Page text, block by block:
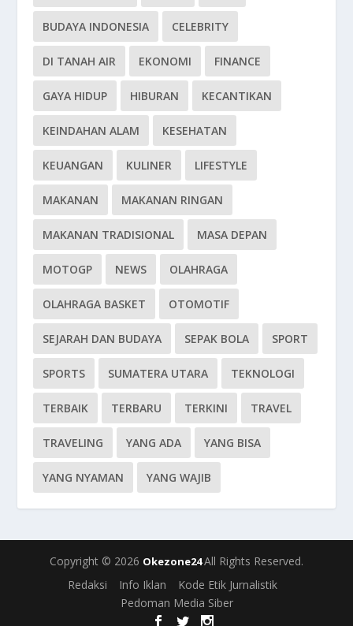
BUDAYA INDONESIA CELEBRITY
DI TANAH AIR EKONOMI FINANCE
GAYA HIDUP HIBURAN KECANTIKAN
KEINDAHAN ALAM KESEHATAN
KEUANGAN KULINER LIFESTYLE
MAKANAN MAKANAN RINGAN
MAKANAN TRADISIONAL MASA DEPAN
MOTOGP NEWS OLAHRAGA
OLAHRAGA BASKET OTOMOTIF
SEJARAH DAN BUDAYA SEPAK BOLA SPORT
SPORTS SUMATERA UTARA TEKNOLOGI
TERBAIK TERBARU TERKINI TRAVEL
TRAVELING YANG ADA YANG BISA
YANG NYAMAN YANG WAJIB
Copyright © 2026 Okezone24All Rights Reserved.
Redaksi
Info Iklan
Kode Etik Jurnalistik
Pedoman Media Siber